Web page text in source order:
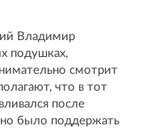
Владимир
подушках,
смотрит
что в тот
после
было поддержать